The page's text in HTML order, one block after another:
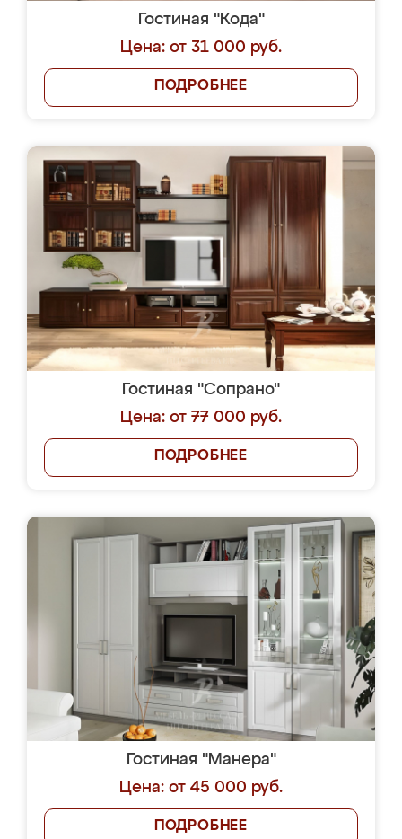
Гостиная "Кода"
Цена: от 31 000 руб.
ПОДРОБНЕЕ
Гостиная "Сопрано"
Цена: от 77 000 руб.
ПОДРОБНЕЕ
Гостиная "Манера"
Цена: от 45 000 руб.
ПОДРОБНЕЕ